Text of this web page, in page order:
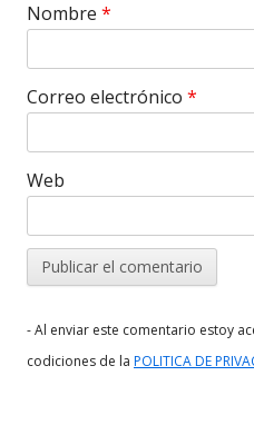
Nombre *
Correo electrónico *
Web
- Al enviar este comentario estoy
codiciones de la POLITICA DE